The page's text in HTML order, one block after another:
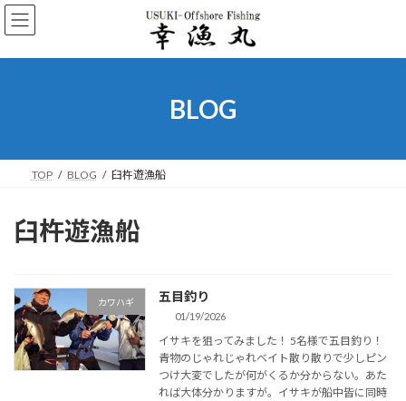
コ
ン
ン
ナ
ビ
ー
BLOG
TOP BLOG 臼杵遊漁船
臼杵遊漁船
カワハギ 五目釣り
01/19/2026
イサキを狙ってみました！ 5名様で五目釣り！
青物のじゃれじゃれベイト散り散りで少しピン
つけ大変でしたが何がくるか分からない。あた
れば大体分かりますが。イサキが船中皆に同時